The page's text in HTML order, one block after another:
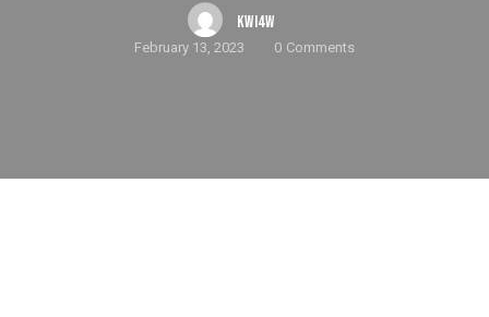
KWI4W
February 13, 2023 0 Comments